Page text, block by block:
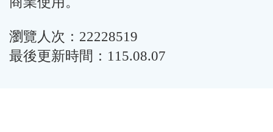
瀏覽人次：22228519
最後更新時間：115.08.07